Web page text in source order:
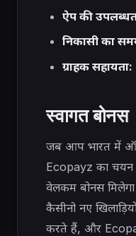
ऐप की
निकासी का
ग्राहक सहायता:
स्वागत बोनस
जब आप भारत में
Ecopayz का
वेलकम बोनस
कैसीनो नए
करते हैं, और